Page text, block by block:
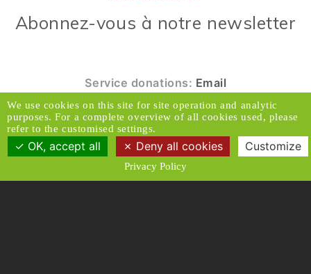
Abonnez-vous à notre newsletter
Service donations: Email
© 2026 Caux Initiatives et Changement. Tous
droits réservés.
Contact & Accès
Clause de non-responsabilité
Médias
Politique de confidentialité
We use cookies on this site for site operation and analytic
purposes. For a complete overview of all cookies used, please
refer to the customised settings.
OK, accept all Deny all cookies Customize
Privacy Policy